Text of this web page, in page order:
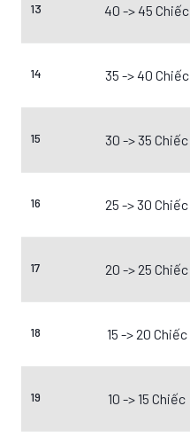
13 40 -> 45 Chiếc
14 35 -> 40 Chiếc
15 30 -> 35 Chiếc
16 25 -> 30 Chiếc
17 20 -> 25 Chiếc
18 15 -> 20 Chiếc
19 10 -> 15 Chiếc